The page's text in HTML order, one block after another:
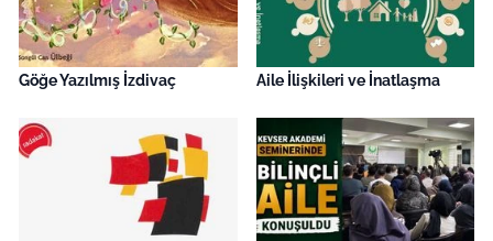
Göğe Yazılmış İzdivaç Aile İlişkileri ve İnatlaşma